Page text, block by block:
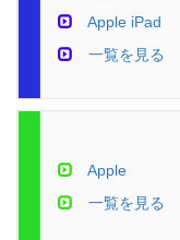
Apple iPad
一覧を見る
Apple
一覧を見る